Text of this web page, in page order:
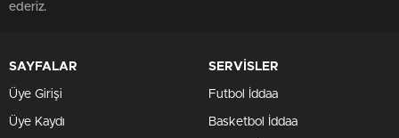
ederiz.
SAYFALAR
Üye Girişi
Üye Kaydı
SERVİSLER
Futbol İddaa
Basketbol İddaa